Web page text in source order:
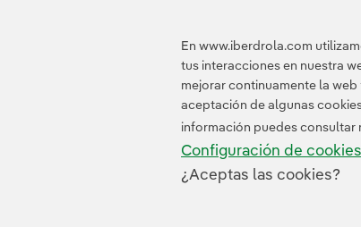
En www.iberdrola.com
tus interacciones en nuestra
mejorar continuamente la
aceptación de algunas
información puedes consultar
Configuración de cookies
¿Aceptas las cookies?